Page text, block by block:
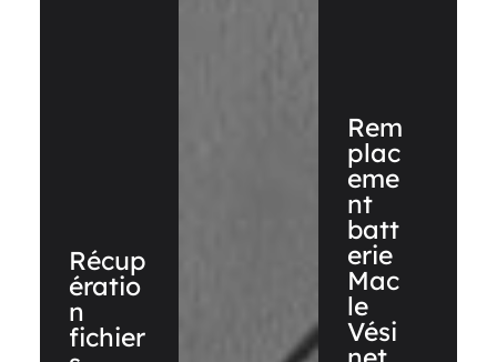
Récup
ératio
n
fichier
Rem
plac
eme
nt
batt
erie
Mac
le
Vési